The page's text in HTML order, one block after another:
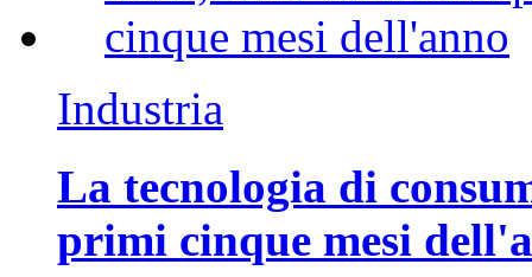
Industria
La tecnologia di
primi cinque mesi